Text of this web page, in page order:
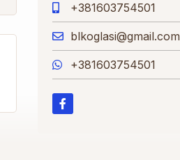
+381603754501
blkoglasi@gmail.com
+381603754501